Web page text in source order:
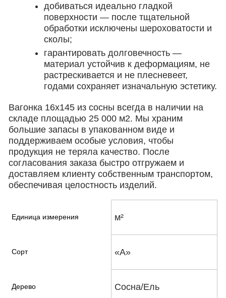
добиваться идеально гладкой
поверхности — после тщательной
обработки исключены шероховатости и
сколы;
гарантировать долговечность —
материал устойчив к деформациям, не
растрескивается и не плесневеет,
годами сохраняет изначальную эстетику.
Вагонка 16х145 из сосны всегда в наличии на
складе площадью 25 000 м2. Мы храним
большие запасы в упакованном виде и
поддерживаем особые условия, чтобы
продукция не теряла качество. После
согласования заказа быстро отгружаем и
доставляем клиенту собственным транспортом,
обеспечивая целостность изделий.
Единица измерения м²
Сорт «А»
Дерево Сосна/Ель